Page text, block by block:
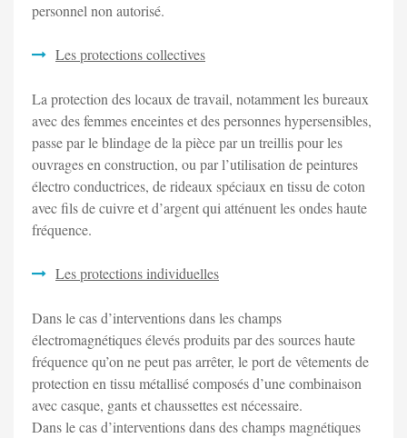
personnel non autorisé.
Les protections collectives
La protection des locaux de travail, notamment les bureaux
avec des femmes enceintes et des personnes hypersensibles,
passe par le blindage de la pièce par un treillis pour les
ouvrages en construction, ou par l’utilisation de peintures
électro conductrices, de rideaux spéciaux en tissu de coton
avec fils de cuivre et d’argent qui atténuent les ondes haute
fréquence.
Les protections individuelles
Dans le cas d’interventions dans les champs
électromagnétiques élevés produits par des sources haute
fréquence qu’on ne peut pas arrêter, le port de vêtements de
protection en tissu métallisé composés d’une combinaison
avec casque, gants et chaussettes est nécessaire.
Dans le cas d’interventions dans des champs magnétiques